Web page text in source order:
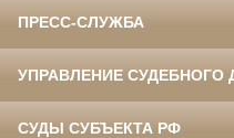
ПРЕСС-СЛУЖБА
УПРАВЛЕНИЕ СУДЕБНОГО
СУДЫ СУБЪЕКТА РФ